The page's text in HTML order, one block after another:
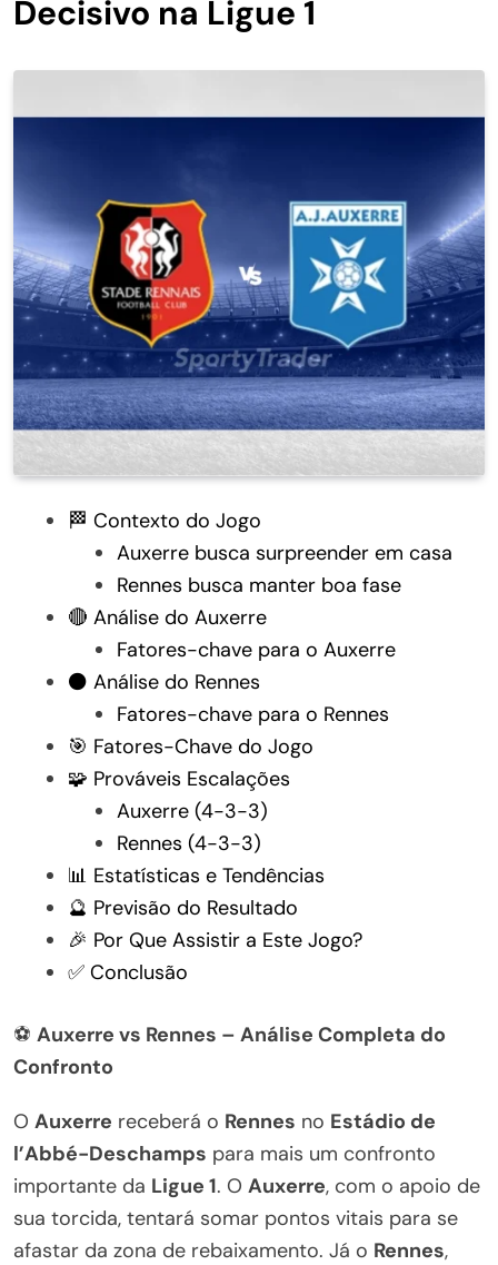
Decisivo na Ligue 1
🏁 Contexto do Jogo
Auxerre busca surpreender em casa
Rennes busca manter boa fase
🔴 Análise do Auxerre
Fatores-chave para o Auxerre
⚫ Análise do Rennes
Fatores-chave para o Rennes
🎯 Fatores-Chave do Jogo
🧩 Prováveis Escalações
Auxerre (4-3-3)
Rennes (4-3-3)
📊 Estatísticas e Tendências
🔮 Previsão do Resultado
🎉 Por Que Assistir a Este Jogo?
✅ Conclusão
⚽ Auxerre vs Rennes – Análise Completa do
Confronto
O Auxerre receberá o Rennes no Estádio de
l’Abbé-Deschamps para mais um confronto
importante da Ligue 1. O Auxerre, com o apoio de
sua torcida, tentará somar pontos vitais para se
afastar da zona de rebaixamento. Já o Rennes,